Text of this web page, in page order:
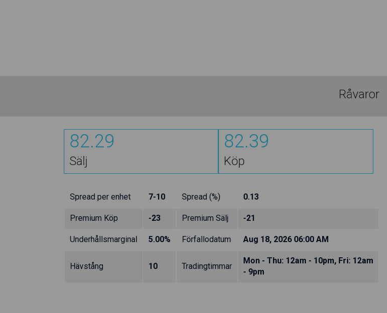
Råvaror
82.29
Sälj
82.39
Köp
Spread per enhet 7-10 Spread (%) 0.13
Premium Köp -23 Premium Sälj -21
Underhållsmarginal 5.00% Förfallodatum Aug 18, 2026 06:00 AM
Hävstång 10 Tradingtimmar
Mon - Thu: 12am - 10pm, Fri: 12am
- 9pm